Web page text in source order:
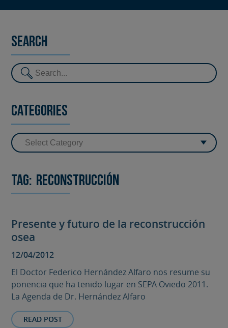
Search
Categories
Tag: reconstrucción
Presente y futuro de la reconstrucción
osea
12/04/2012
El Doctor Federico Hernández Alfaro nos resume su
ponencia que ha tenido lugar en SEPA Oviedo 2011.
La Agenda de Dr. Hernández Alfaro
READ POST